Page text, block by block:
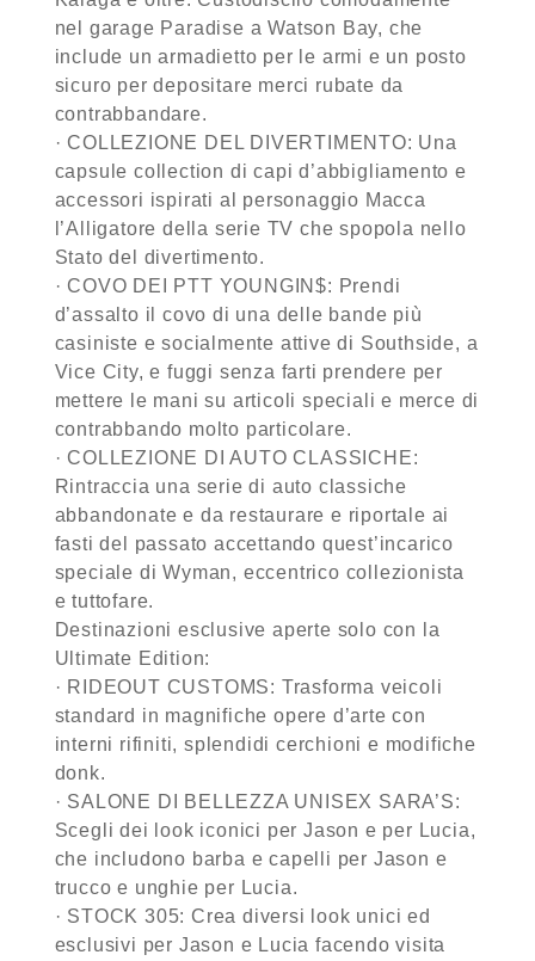
nel garage Paradise a Watson Bay, che
include un armadietto per le armi e un posto
sicuro per depositare merci rubate da
contrabbandare.
· COLLEZIONE DEL DIVERTIMENTO: Una
capsule collection di capi d’abbigliamento e
accessori ispirati al personaggio Macca
l’Alligatore della serie TV che spopola nello
Stato del divertimento.
· COVO DEI PTT YOUNGIN$: Prendi
d’assalto il covo di una delle bande più
casiniste e socialmente attive di Southside, a
Vice City, e fuggi senza farti prendere per
mettere le mani su articoli speciali e merce di
contrabbando molto particolare.
· COLLEZIONE DI AUTO CLASSICHE:
Rintraccia una serie di auto classiche
abbandonate e da restaurare e riportale ai
fasti del passato accettando quest’incarico
speciale di Wyman, eccentrico collezionista
e tuttofare.
Destinazioni esclusive aperte solo con la
Ultimate Edition:
· RIDEOUT CUSTOMS: Trasforma veicoli
standard in magnifiche opere d’arte con
interni rifiniti, splendidi cerchioni e modifiche
donk.
· SALONE DI BELLEZZA UNISEX SARA’S:
Scegli dei look iconici per Jason e per Lucia,
che includono barba e capelli per Jason e
trucco e unghie per Lucia.
· STOCK 305: Crea diversi look unici ed
esclusivi per Jason e Lucia facendo visita